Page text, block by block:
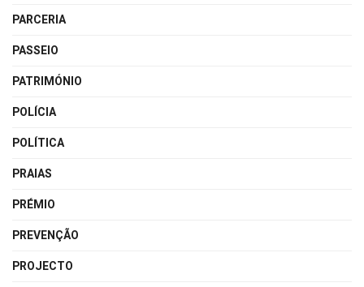
PARCERIA
PASSEIO
PATRIMÓNIO
POLÍCIA
POLÍTICA
PRAIAS
PRÉMIO
PREVENÇÃO
PROJECTO